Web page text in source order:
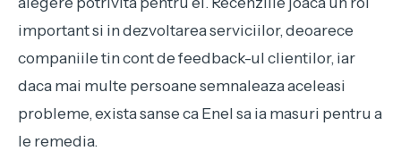
important si in dezvoltarea serviciilor, deoarece
companiile tin cont de feedback-ul clientilor, iar
daca mai multe persoane semnaleaza aceleasi
probleme, exista sanse ca Enel sa ia masuri pentru a
le remedia.